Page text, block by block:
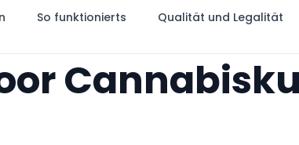
So funktionierts Qualität und Legalität